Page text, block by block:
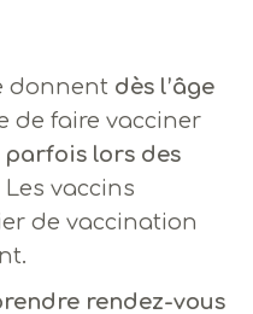
donnent dès l’âge
de faire vacciner
parfois lors des
Les vaccins
de vaccination
rendez-vous